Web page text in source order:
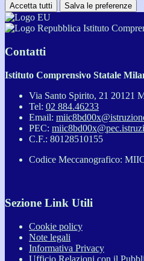
Accetta tutti Salva le preferenze
Istituto
Contatti
Istituto Comprensivo Statale
Via Santo Spirito, 21 20121
Tel: 02 884.46233
Email:
PEC:
C.F.: 80128510155
Codice Meccanografico:
Sezione Link Utili
Cookie policy
Note legali
Informativa Privacy
Ufficio Relazioni con il